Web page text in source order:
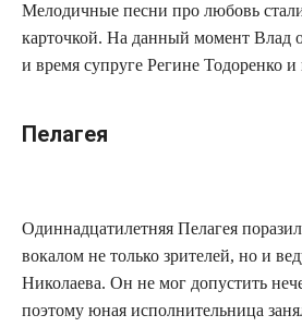
Мелодичные песни про любовь
карточкой. На данный момент Влад
и время супруге Регине Тодоренко и
Пелагея
Одиннадцатилетняя Пелагея
вокалом не только зрителей, но и
Николаева. Он не мог допустить
поэтому юная исполнительница